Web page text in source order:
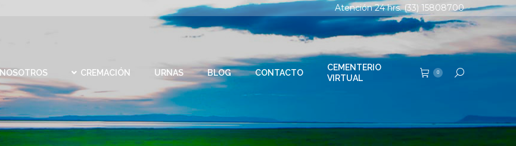
Atención 24 hrs. (33) 15808700
NOSOTROS CREMACIÓN URNAS BLOG CONTACTO
CEMENTERIO
VIRTUAL
0 Buscar:
CONTACTO
CEMENTERIO
VIRTUAL
0 Buscar: